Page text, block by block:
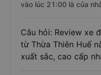
vào lúc 21:00 là của
Câu hỏi: Review xe
từ Thừa Thiên Huế
xuất sắc, cao cấp